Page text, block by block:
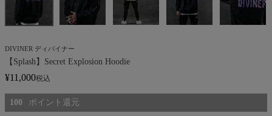
DIVINER ディバイナー
【Splash】Secret Explosion Hoodie
¥11,000税込
100